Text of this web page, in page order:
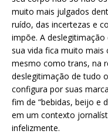
muito mais julgados
ruído, das incertezas e
impõe. A
sua vida fica muito mais
mesmo como trans, na
deslegitimação de tudo
configura por suas
fim de “bebidas, beijo e
em um contexto
infelizmente.